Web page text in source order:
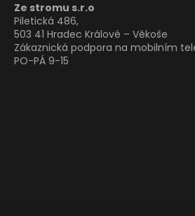
Ze stromu s.r.o
Piletická 486,
503 41 Hradec Králové – Věkoše
Zákaznická podpora na mobilním
PO-PÁ 9-15